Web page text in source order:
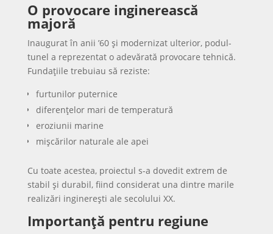
O provocare inginerească
majoră
Inaugurat în anii ’60 și modernizat ulterior, podul-
tunel a reprezentat o adevărată provocare tehnică.
Fundațiile trebuiau să reziste:
furtunilor puternice
diferențelor mari de temperatură
eroziunii marine
mișcărilor naturale ale apei
Cu toate acestea, proiectul s-a dovedit extrem de
stabil și durabil, fiind considerat una dintre marile
realizări inginerești ale secolului XX.
Importanță pentru regiune